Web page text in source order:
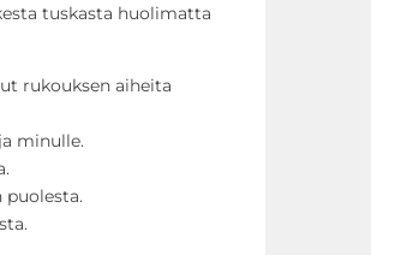
tuskasta huolimatta
rukouksen aiheita
minulle.
puolesta.